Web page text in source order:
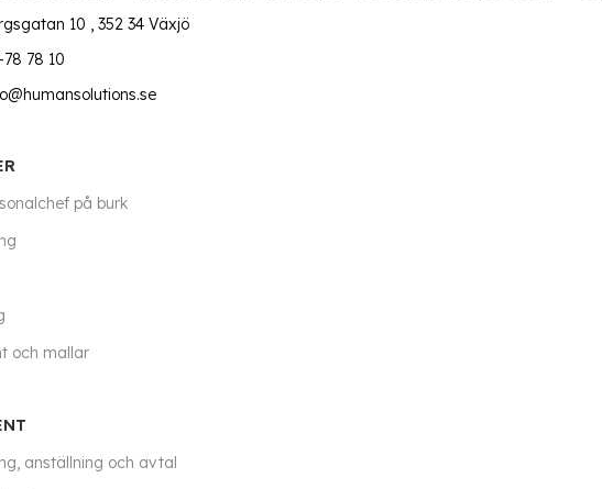
10 , 352 34 Växjö
78 10
på burk
och mallar
anställning och avtal